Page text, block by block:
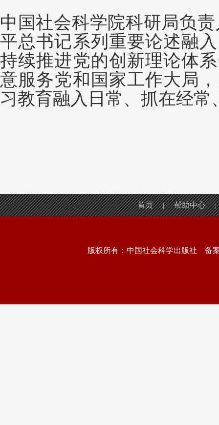
中国社会科学院科研局负
平总书记系列重要论述融
持续推进党的创新理论体
意服务党和国家工作大局
习教育融入日常、抓在经常
首页 | 帮助中心 |
版权所有：中国社会科学出版社 备